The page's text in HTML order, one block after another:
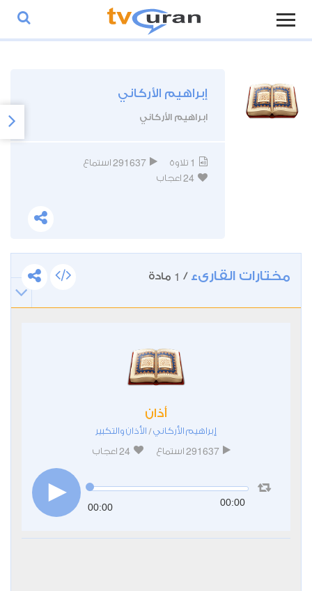
إبراهيم الأركاني
ابراهيم الأركاني
1 تلاوة 291637 استماع
24 اعجاب
مختارات القارىء /
1 مادة
أذان
إبراهيم الأركاني/ الأذان والتكبير
291637 استماع 24 اعجاب
00:00 00:00